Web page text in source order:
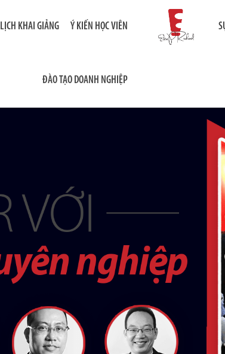
LỊCH KHAI GIẢNG Ý KIẾN HỌC VIÊN
ĐÀO TẠO DOANH NGHIỆP